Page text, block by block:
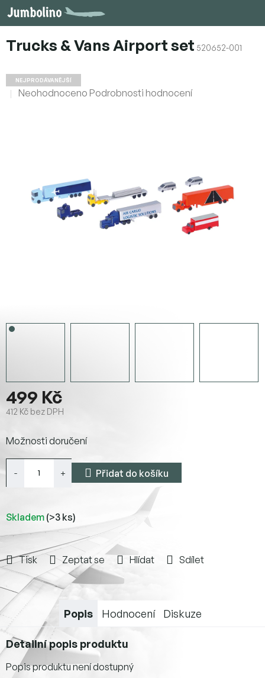
Přejít
na
Trucks & Vans Airport set 520652-001
NEJPRODÁVANĚJŠÍ
Průměrné
hvězdiček.
Neohodnoceno Podrobnosti hodnocení
499 Kč
412 Kč bez DPH
cena:
Skladem (>3 ks)
Možnosti doručení
Přidat do košíku
Tisk Zeptat se Hlídat Sdílet
Popis Hodnocení Diskuze
Detailní popis produktu
Popis produktu není dostupný